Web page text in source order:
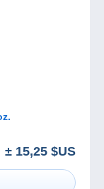
± 15,25 $US